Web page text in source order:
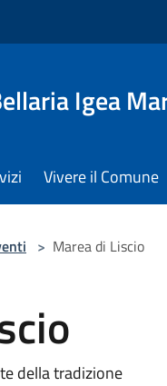
Igea
Vivere il Comune
> Marea di Liscio
della tradizione